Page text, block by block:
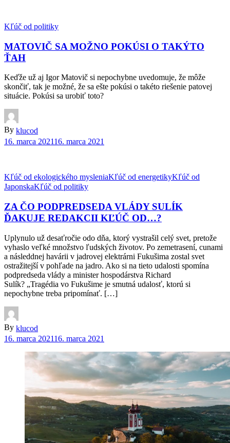
Kľúč od politiky
MATOVIČ SA MOŽNO POKÚSI O TAKÝTO
ŤAH
Keďže už aj Igor Matovič si nepochybne uvedomuje, že môže
skončiť, tak je možné, že sa ešte pokúsi o takéto riešenie patovej
situácie. Pokúsi sa urobiť toto?
By klucod
16. marca 202116. marca 2021
Kľúč od ekologického mysleniaKľúč od energetikyKľúč od
JaponskaKľúč od politiky
ZA ČO PODPREDSEDA VLÁDY SULÍK
ĎAKUJE REDAKCII KĽÚČ OD…?
Uplynulo už desaťročie odo dňa, ktorý vystrašil celý svet, pretože
vyhaslo veľké množstvo ľudských životov. Po zemetrasení, cunami
a následdnej havárii v jadrovej elektrárni Fukušima zostal svet
ostražitejší v pohľade na jadro. Ako si na tieto udalosti spomína
podpredseda vlády a minister hospodárstva Richard
Sulík? „Tragédia vo Fukušime je smutná udalosť, ktorú si
nepochybne treba pripomínať. […]
By klucod
16. marca 202116. marca 2021